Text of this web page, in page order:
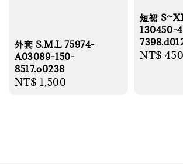
外套 S.M.L 75974-
A03089-150-
8517.o0238
Regular
NT$ 1,500
短裙
130450-
Regular
NT$ 450